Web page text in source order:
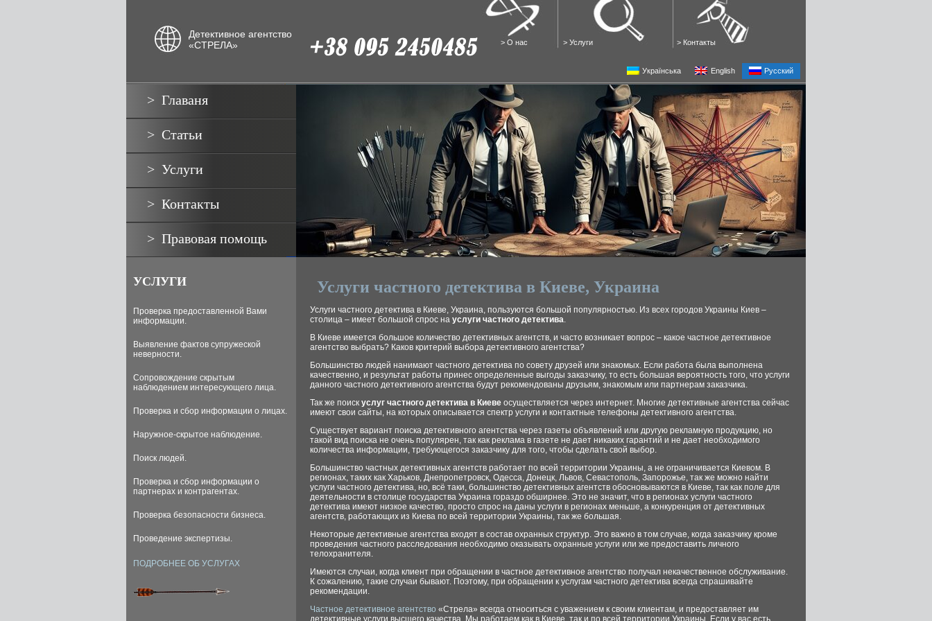
Детективное агентство
«СТРЕЛА»
> О нас > Услуги > Контакты
Українська English Русский
Главаня
Статьи
Услуги
Контакты
Правовая помощь
УСЛУГИ
Проверка предоставленной Вами
информации.
Выявление фактов супружеской
неверности.
Сопровождение скрытым
наблюдением интересующего лица.
Проверка и сбор информации о лицах.
Наружное-скрытое наблюдение.
Поиск людей.
Проверка и сбор информации о
партнерах и контрагентах.
Проверка безопасности бизнеса.
Проведение экспертизы.
ПОДРОБНЕЕ ОБ УСЛУГАХ
Услуги частного детектива в Киеве, Украина
Услуги частного детектива в Киеве, Украина, пользуются большой популярностью. Из всех городов Украины Киев –
столица – имеет большой спрос на услуги частного детектива.
В Киеве имеется большое количество детективных агентств, и часто возникает вопрос – какое частное детективное
агентство выбрать? Каков критерий выбора детективного агентства?
Большинство людей нанимают частного детектива по совету друзей или знакомых. Если работа была выполнена
качественно, и результат работы принес определенные выгоды заказчику, то есть большая вероятность того, что услуги
данного частного детективного агентства будут рекомендованы друзьям, знакомым или партнерам заказчика.
Так же поиск услуг частного детектива в Киеве осуществляется через интернет. Многие детективные агентства сейчас
имеют свои сайты, на которых описывается спектр услуги и контактные телефоны детективного агентства.
Существует вариант поиска детективного агентства через газеты объявлений или другую рекламную продукцию, но
такой вид поиска не очень популярен, так как реклама в газете не дает никаких гарантий и не дает необходимого
количества информации, требующегося заказчику для того, чтобы сделать свой выбор.
Большинство частных детективных агентств работает по всей территории Украины, а не ограничивается Киевом. В
регионах, таких как Харьков, Днепропетровск, Одесса, Донецк, Львов, Севастополь, Запорожье, так же можно найти
услуги частного детектива, но, всё таки, большинство детективных агентств обосновываются в Киеве, так как поле для
деятельности в столице государства Украина гораздо обширнее. Это не значит, что в регионах услуги частного
детектива имеют низкое качество, просто спрос на даны услуги в регионах меньше, а конкуренция от детективных
агентств, работающих из Киева по всей территории Украины, так же большая.
Некоторые детективные агентства входят в состав охранных структур. Это важно в том случае, когда заказчику кроме
проведения частного расследования необходимо оказывать охранные услуги или же предоставить личного
телохранителя.
Имеются случаи, когда клиент при обращении в частное детективное агентство получал некачественное обслуживание.
К сожалению, такие случаи бывают. Поэтому, при обращении к услугам частного детектива всегда спрашивайте
рекомендации.
Частное детективное агентство «Стрела» всегда относиться с уважением к своим клиентам, и предоставляет им
детективные услуги высшего качества. Мы работаем как в Киеве, так и по всей территории Украины. Если у вас есть